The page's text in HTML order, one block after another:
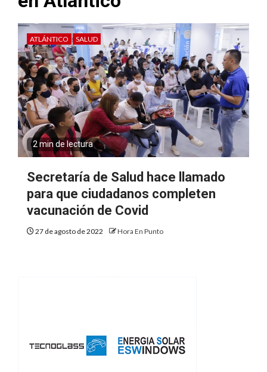
ATLÁNTICO SALUD
2 min de lectura
Secretaría de Salud hace llamado
para que ciudadanos completen
vacunación de Covid
27 de agosto de 2022 Hora En Punto